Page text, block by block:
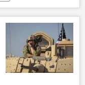
📰 Operación rusa de desmilitarización y desnazificación de Ucrania